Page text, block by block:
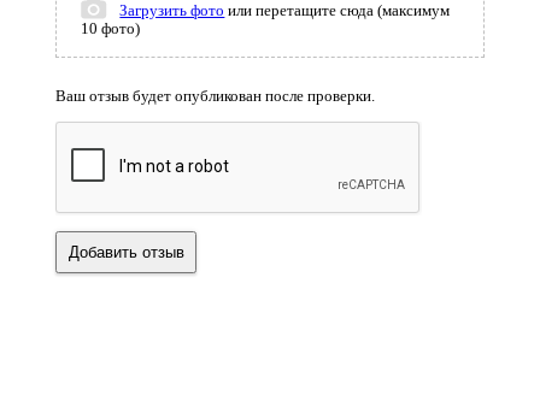
Загрузить фото или перетащите сюда (максимум
10 фото)
Ваш отзыв будет опубликован после проверки.